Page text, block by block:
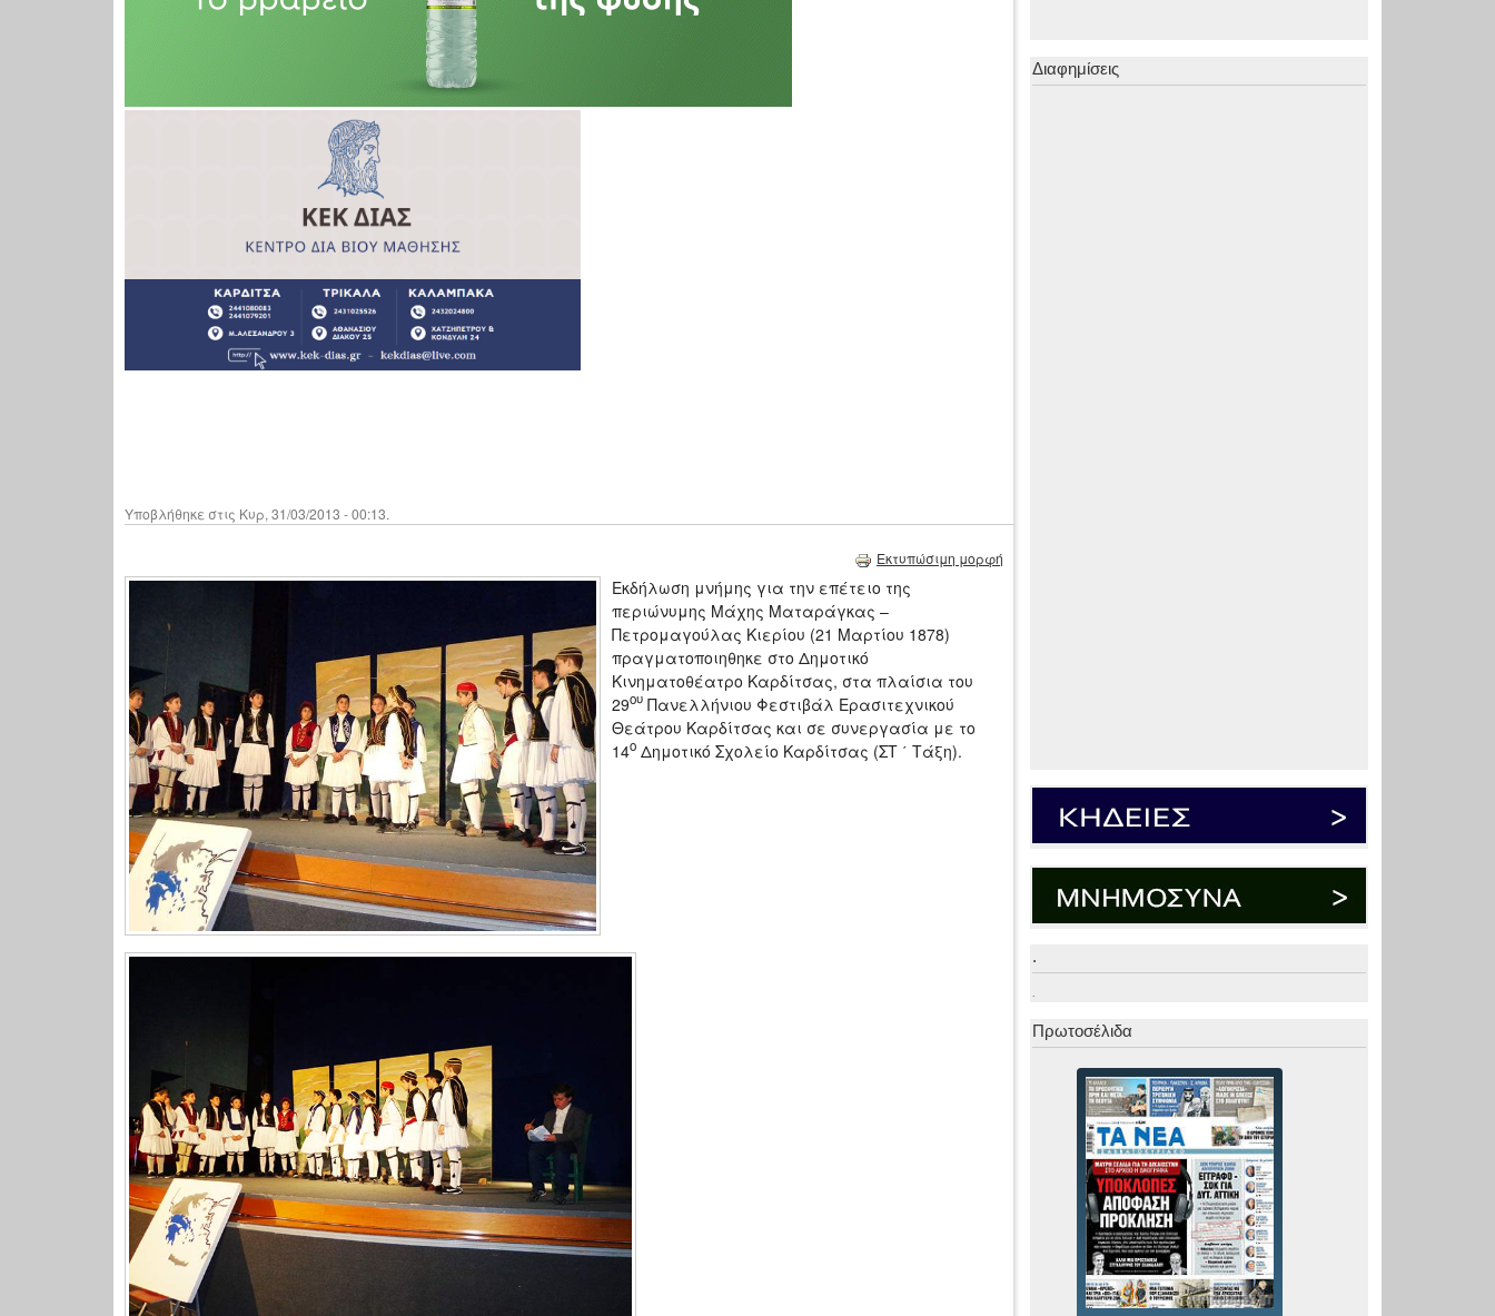
Υποβλήθηκε στις Κυρ, 31/03/2013 - 00:13.
Εκτυπώσιμη μορφή
Εκδήλωση μνήμης για την επέτειο της
περιώνυμης Μάχης Ματαράγκας –
Πετρομαγούλας Κιερίου (21 Μαρτίου 1878)
πραγματοποιηθηκε στο Δημοτικό
Κινηματοθέατρο Καρδίτσας, στα πλαίσια του
29ου Πανελλήνιου Φεστιβάλ Ερασιτεχνικού
Θεάτρου Καρδίτσας και σε συνεργασία με το
14ο Δημοτικό Σχολείο Καρδίτσας (ΣΤ ΄ Τάξη).
Διαφημίσεις
.
.
Πρωτοσέλιδα